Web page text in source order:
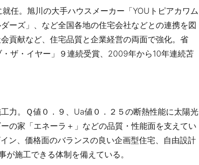
任。旭川の大手ハウスメーカー「YOUトピアカワム
ーズ」、など全国各地の住宅会社などとの連携を図
貢献など、住宅品質と企業経営の両面で強化。省
ザ・イヤー」９連続受賞、2009年から10年連続苫
力。Ｑ値０．９、Ua値０．２５の断熱性能に太陽光
の家「エネーラ＋」などの品質・性能面を支えてい
ン、価格面のバランスの良い企画型住宅、自由設計
施工できる体制を備えている。